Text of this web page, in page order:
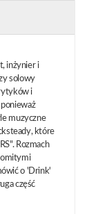
inżynier i
solowy
i
muzyczne
które
Rozmach
o 'Drink'
część